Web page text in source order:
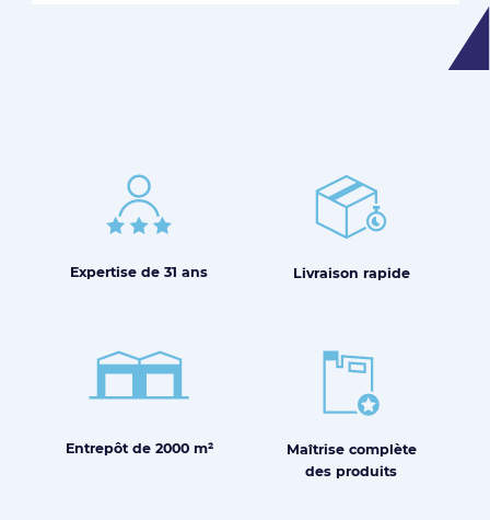
Expertise de 31 ans Livraison rapide
Entrepôt de 2000 m² Maîtrisecomplète
des produits